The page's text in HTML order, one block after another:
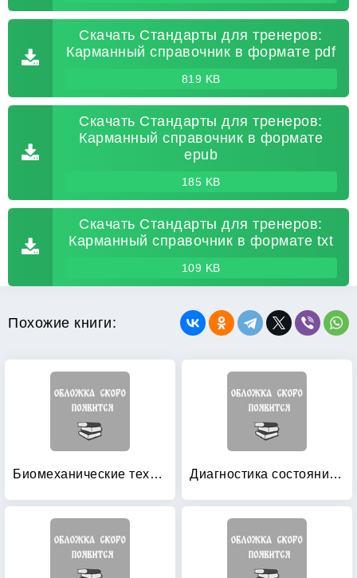
Скачать Стандарты для тренеров:
Карманный справочник в формате pdf
819 KB
Скачать Стандарты для тренеров:
Карманный справочник в формате
epub
185 KB
Скачать Стандарты для тренеров:
Карманный справочник в формате txt
109 KB
Похожие книги:
Биомеханические технологии подготовки спортсменов Диагностика состояния клиентов в фитнес / велнес — клубе